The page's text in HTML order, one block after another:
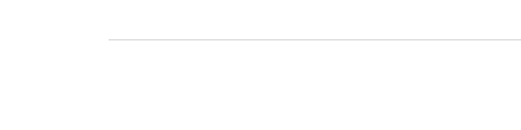
navigation